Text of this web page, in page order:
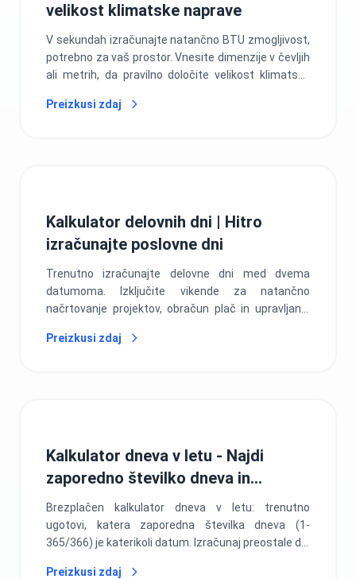
velikost klimatske naprave
V sekundah izračunajte natančno BTU zmogljivost,
potrebno za vaš prostor. Vnesite dimenzije v čevljih
ali metrih, da pravilno določite velikost klimatske
Preizkusi zdaj
Kalkulator delovnih dni | Hitro
izračunajte poslovne dni
Trenutno izračunajte delovne dni med dvema
datumoma. Izključite vikende za natančno
načrtovanje projektov, obračun plač in upravljanje
Preizkusi zdaj
Kalkulator dneva v letu - Najdi
zaporedno številko dneva in
preostale dni
Brezplačen kalkulator dneva v letu: trenutno
ugotovi, katera zaporedna številka dneva (1-
365/366) je katerikoli datum. Izračunaj preostale dni
Preizkusi zdaj